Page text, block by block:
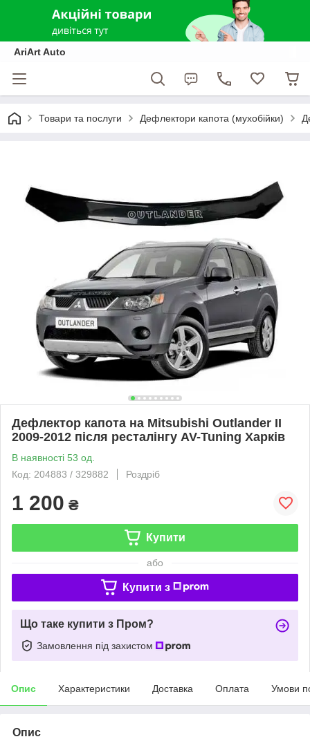
AriArt Auto
Товари та послуги Дефлектори капота (мухобійки)
Дефлектор капота на Mitsubishi Outlander II
2009-2012 після ресталінгу AV-Tuning Харків
В наявності 53 од.
Код: 204883 / 329882
Роздріб
1 200 ₴
Купити
або
Купити з
Що таке купити з Пром?
Замовлення під захистом
Опис Характеристики Доставка Оплата Умови
Опис